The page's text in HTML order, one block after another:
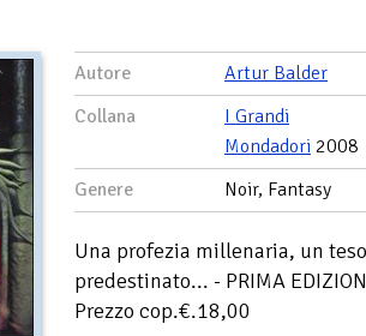
Autore
Artur Balder
Collana
I Grandi
Mondadori 2008
Genere
Noir, Fantasy
Una profezia millenaria, un
predestinato... - PRIMA
Prezzo cop.€.18,00